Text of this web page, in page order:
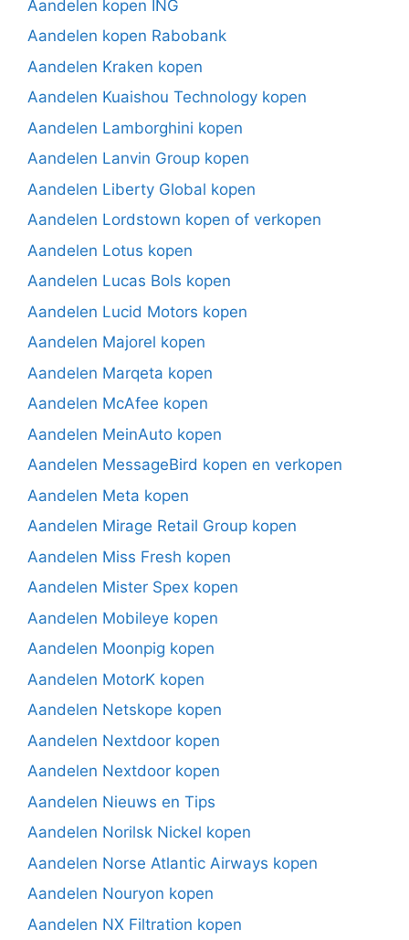
Aandelen kopen ING
Aandelen kopen Rabobank
Aandelen Kraken kopen
Aandelen Kuaishou Technology kopen
Aandelen Lamborghini kopen
Aandelen Lanvin Group kopen
Aandelen Liberty Global kopen
Aandelen Lordstown kopen of verkopen
Aandelen Lotus kopen
Aandelen Lucas Bols kopen
Aandelen Lucid Motors kopen
Aandelen Majorel kopen
Aandelen Marqeta kopen
Aandelen McAfee kopen
Aandelen MeinAuto kopen
Aandelen MessageBird kopen en verkopen
Aandelen Meta kopen
Aandelen Mirage Retail Group kopen
Aandelen Miss Fresh kopen
Aandelen Mister Spex kopen
Aandelen Mobileye kopen
Aandelen Moonpig kopen
Aandelen MotorK kopen
Aandelen Netskope kopen
Aandelen Nextdoor kopen
Aandelen Nextdoor kopen
Aandelen Nieuws en Tips
Aandelen Norilsk Nickel kopen
Aandelen Norse Atlantic Airways kopen
Aandelen Nouryon kopen
Aandelen NX Filtration kopen